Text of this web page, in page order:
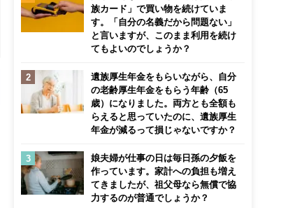
族カード」で買い物を続けていま
す。「自分の名義だから問題ない」
と言いますが、このまま利用を続け
てもよいのでしょうか？
遺族厚生年金をもらいながら、自分
の老齢厚生年金をもらう年齢（65
歳）になりました。両方とも全額も
らえると思っていたのに、遺族厚生
年金が減るって損じゃないですか？
娘夫婦が仕事の日は毎日孫の夕飯を
作っています。家計への負担も増え
てきましたが、祖父母なら無償で協
力するのが普通でしょうか？